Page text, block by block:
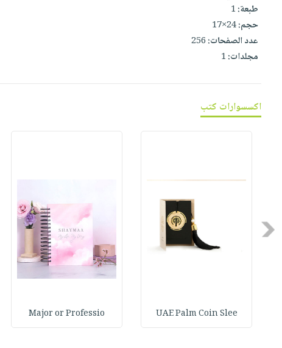
صابون
أطفال
مناسبات
فيديوهات
أسئلة
يتكرر
طرحها
خدمات
وفرات
انشر
عربة
التسوق
نشرة
الإصدارات
طبعة:1
حجم:24×17
عدد الصفحات:256
مجلدات:1
اكسسوارات كتب
Previous
UAE Palm Coin Slee
Major or Professio